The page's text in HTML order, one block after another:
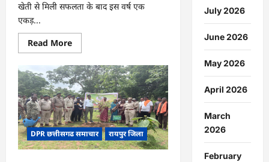
खेती से मिली सफलता के बाद इस वर्ष एक
एकड़...
Read MoreRead
more
CG
:
धान
के
साथ
अदरक
की
खेती
ने
बदली
किसान
DPR छत्तीसगढ समाचार रायपुर जिला
July 2026
June 2026
May 2026
April 2026
March
2026
February